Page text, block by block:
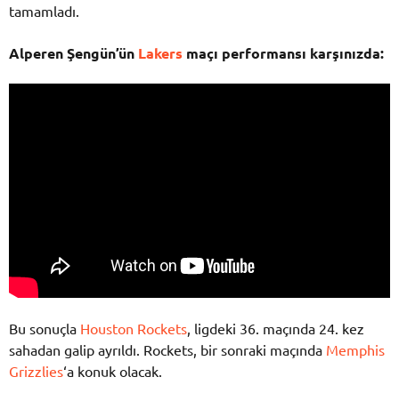
tamamladı.
Alperen Şengün’ün Lakers maçı performansı karşınızda:
Bu sonuçla Houston Rockets , ligdeki 36. maçında 24. kez
sahadan galip ayrıldı. Rockets, bir sonraki maçında Memphis
Grizzlies‘a konuk olacak.